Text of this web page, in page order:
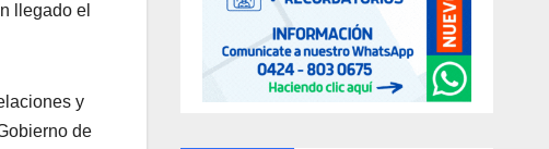
llegado el
y
de